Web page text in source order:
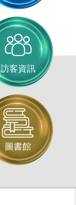
訪客資訊
圖書館